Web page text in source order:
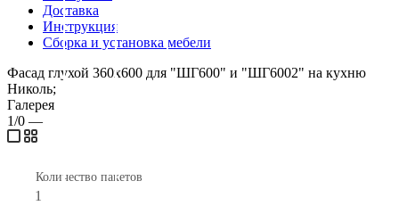
Доставка
Инструкция
Сборка и установка мебели
Фасад глухой 360х600 для "ШГ600" и "ШГ6002" на кухню
Николь;
Галерея
1/0 —
Количество пакетов
1